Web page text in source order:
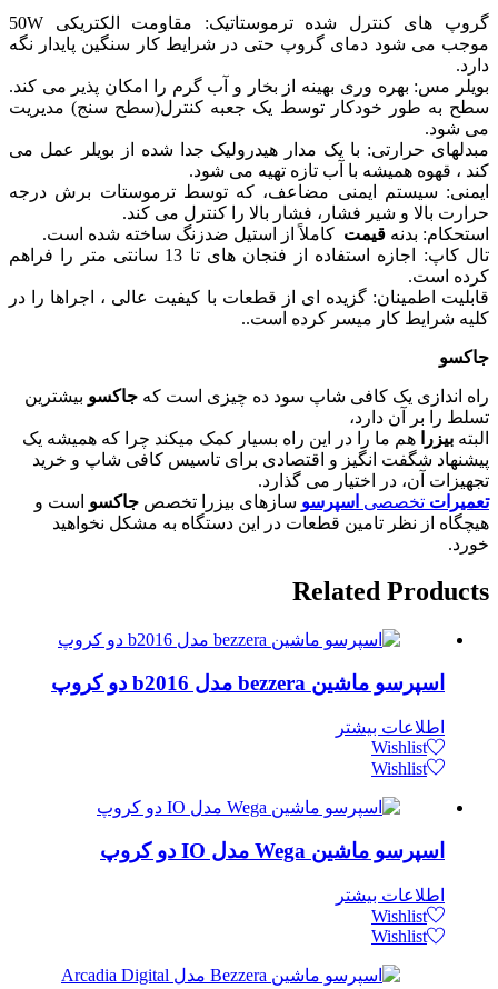
گروپ های کنترل شده ترموستاتیک: مقاومت الکتریکی 50W
موجب می شود دمای گروپ حتی در شرایط کار سنگین پایدار نگه
دارد.
بویلر مس: بهره وری بهینه از بخار و آب گرم را امکان پذیر می کند.
سطح به طور خودکار توسط یک جعبه کنترل(سطح سنج) مدیریت
می شود.
مبدلهای حرارتی: با یک مدار هیدرولیک جدا شده از بویلر عمل می
کند ، قهوه همیشه با آب تازه تهیه می شود.
ایمنی: سیستم ایمنی مضاعف، که توسط ترموستات برش درجه
حرارت بالا و شیر فشار، فشار بالا را کنترل می کند.
استحکام: بدنه قیمت کاملاً از استیل ضدزنگ ساخته شده است.
تال کاپ: اجازه استفاده از فنجان های تا 13 سانتی متر را فراهم
کرده است.
قابلیت اطمینان: گزیده ای از قطعات با کیفیت عالی ، اجراها را در
کلیه شرایط کار میسر کرده است..
جاکسو
راه اندازی یک کافی شاپ سود ده چیزی است که جاکسو بیشترین
تسلط را بر آن دارد،
البته بیزرا هم ما را در این راه بسیار کمک میکند چرا که همیشه یک
پیشنهاد شگفت انگیز و اقتصادی برای تاسیس کافی شاپ و خرید
تجهیزات آن، در اختیار می گذارد.
تعمیرات تخصصی اسپرسو سازهای بیزرا تخصص جاکسو است و
هیچگاه از نظر تامین قطعات در این دستگاه به مشکل نخواهید
خورد.
Related Products
اسپرسو ماشین bezzera مدل b2016 دو کروپ
اطلاعات بیشتر
Wishlist
Wishlist
اسپرسو ماشین Wega مدل IO دو کروپ
اطلاعات بیشتر
Wishlist
Wishlist